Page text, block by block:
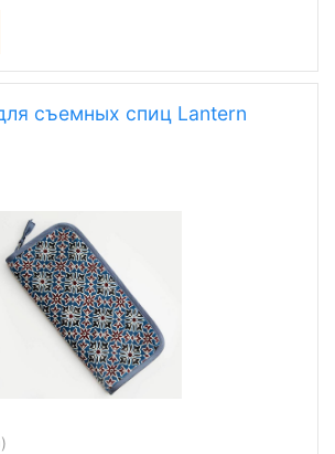
съемных спиц Lantern